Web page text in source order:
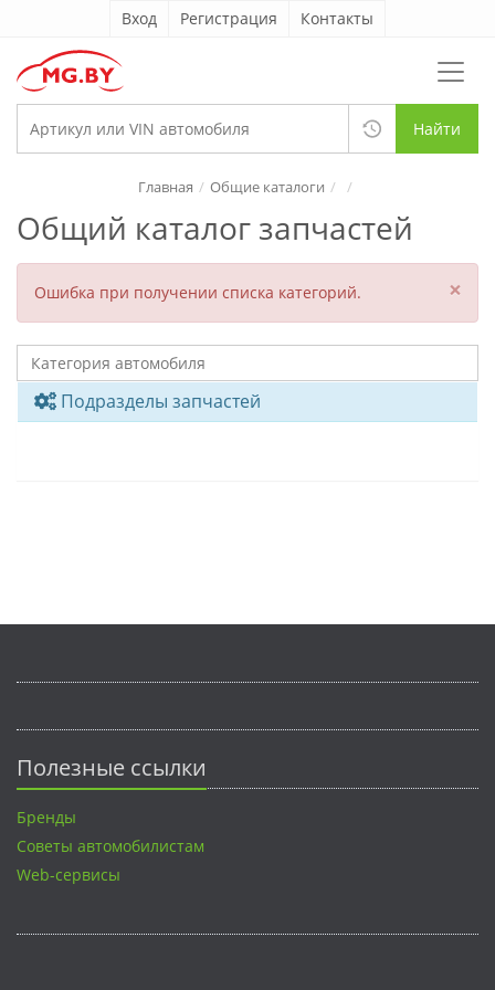
Вход Регистрация Контакты
Найти
Общий каталог запчастей
Главная Общие каталоги
Ошибка при получении списка категорий. ×
Подразделы запчастей
Полезные ссылки
Бренды
Советы автомобилистам
Web-сервисы